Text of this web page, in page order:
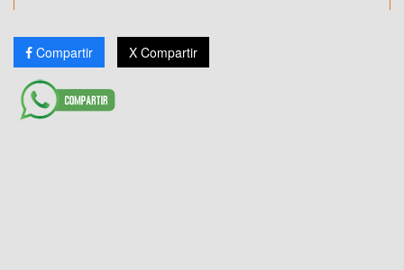
Compartir X Compartir